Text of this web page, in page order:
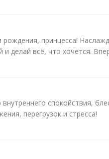
рождения, принцесса!
и делай всё, что хочется.
спокойствия,
перегрузок и стресса!